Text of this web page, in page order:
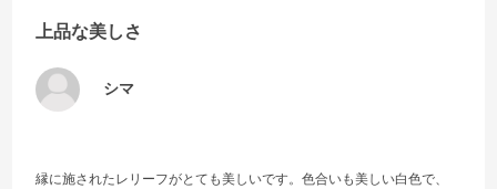
上品な美しさ
シマ
縁に施されたレリーフがとても美しいです。色合いも美しい白色で、